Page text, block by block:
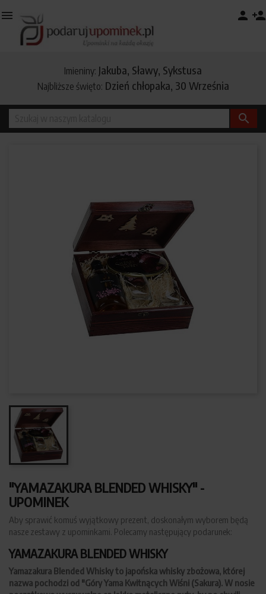
 person person_add
Imieniny: Jakuba, Sławy, Sykstusa
Najbliższe święto: Dzień chłopaka, 30 Września

"YAMAZAKURA BLENDED WHISKY" -
UPOMINEK
Aby sprawić komuś wyjątkowy prezent, doskonałym wyborem będą
nasze zestawy z upominkami. Polecamy następujący podarunek:
YAMAZAKURA BLENDED WHISKY
Yamazakura Blended Whisky to japońska whisky zbożowa, której
nazwa pochodzi od "Góry Yama Kwitnących Wiśni (Sakura). W nosie